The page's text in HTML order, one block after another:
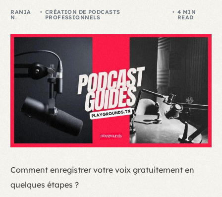
RANIA
N.
CRÉATION DE PODCASTS
PROFESSIONNELS
4 MIN
READ
Comment enregistrer votre voix gratuitement en
quelques étapes ?